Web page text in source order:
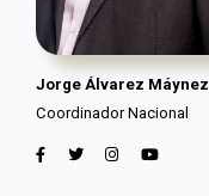
Jorge Álvarez Máynez
Coordinador Nacional